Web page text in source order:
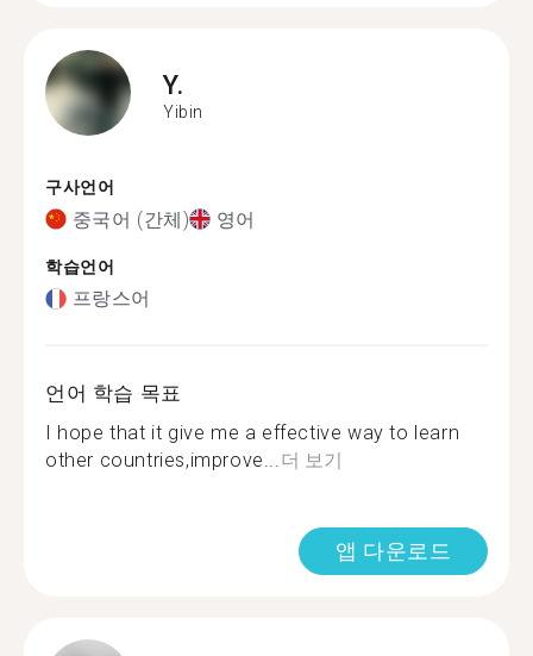
Y.
Yibin
구사언어
중국어 (간체) 영어
학습언어
프랑스어
언어 학습 목표
I hope that it give me a effective way to learn
other countries,improve...더 보기
앱 다운로드